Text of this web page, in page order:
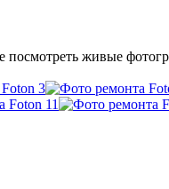
живые